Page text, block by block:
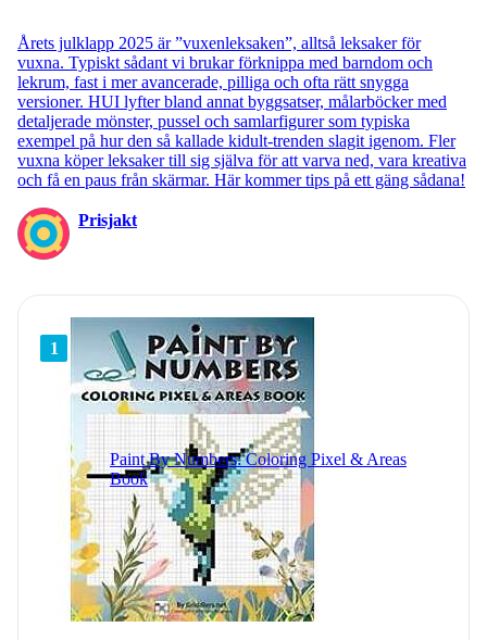
Årets julklapp 2025 är ”vuxenleksaken”, alltså leksaker för
vuxna. Typiskt sådant vi brukar förknippa med barndom och
lekrum, fast i mer avancerade, pilliga och ofta rätt snygga
versioner. HUI lyfter bland annat byggsatser, målarböcker med
detaljerade mönster, pussel och samlarfigurer som typiska
exempel på hur den så kallade kidult-trenden slagit igenom. Fler
vuxna köper leksaker till sig själva för att varva ned, vara kreativa
och få en paus från skärmar. Här kommer tips på ett gäng sådana!
Prisjakt
1
Paint By Numbers: Coloring Pixel & Areas
Book